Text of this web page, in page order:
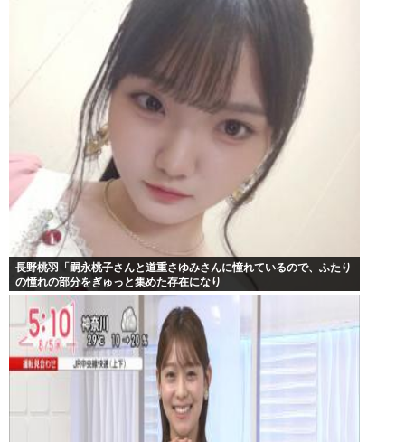
長野桃羽「嗣永桃子さんと道重さゆみさんに憧れているので、ふたり
の憧れの部分をぎゅっと集めた存在になり